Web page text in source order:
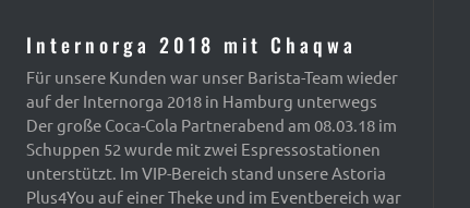
Internorga 2018 mit Chaqwa
Für unsere Kunden war unser Barista-Team wieder
auf der Internorga 2018 in Hamburg unterwegs
Der große Coca-Cola Partnerabend am 08.03.18 im
Schuppen 52 wurde mit zwei Espressostationen
unterstützt. Im VIP-Bereich stand unsere Astoria
Plus4You auf einer Theke und im Eventbereich war